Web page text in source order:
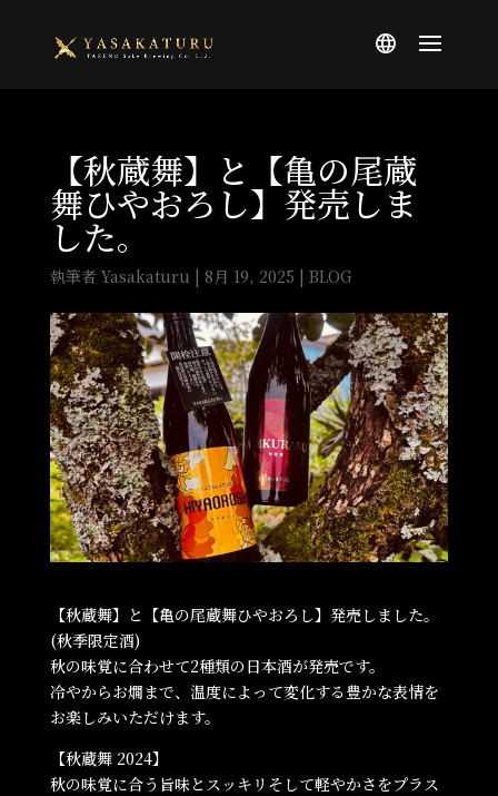
【秋蔵舞】と【亀の尾蔵
舞ひやおろし】発売しま
した。
執筆者 Yasakaturu | 8月 19, 2025 | BLOG
【秋蔵舞】と【亀の尾蔵舞ひやおろし】発売しました。
(秋季限定酒)
秋の味覚に合わせて2種類の日本酒が発売です。
冷やからお燗まで、温度によって変化する豊かな表情を
お楽しみいただけます。
【秋蔵舞 2024】
秋の味覚に合う旨味とスッキリそして軽やかさをプラス